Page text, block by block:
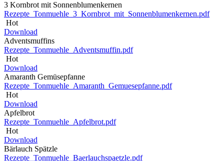
3 Kornbrot mit Sonnenblumenkernen
Rezepte_Tonmuehle_3_Kornbrot_mit_Sonnenblumenkernen.pdf
Hot
Download
Adventsmuffins
Rezepte_Tonmuehle_Adventsmuffin.pdf
Hot
Download
Amaranth Gemüsepfanne
Rezepte_Tonmuehle_Amaranth_Gemuesepfanne.pdf
Hot
Download
Apfelbrot
Rezepte_Tonmuehle_Apfelbrot.pdf
Hot
Download
Bärlauch Spätzle
Rezepte_Tonmuehle_Baerlauchspaetzle.pdf